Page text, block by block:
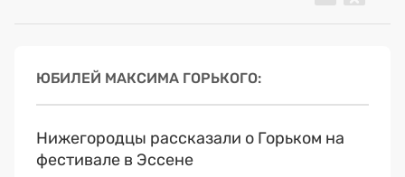
ЮБИЛЕЙ МАКСИМА ГОРЬКОГО
Нижегородцы рассказали о Горьком на
фестивале в Эссене